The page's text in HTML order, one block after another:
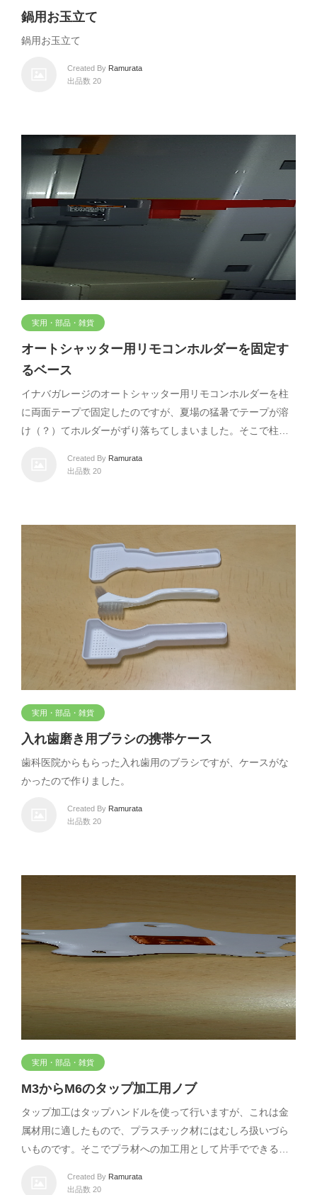
鍋用お玉立て
鍋用お玉立て
Created By Ramurata
出品数 20
実用・部品・雑貨
オートシャッター用リモコンホルダーを固定す
るベース
イナバガレージのオートシャッター用リモコンホルダーを柱
に両面テープで固定したのですが、夏場の猛暑でテープが溶
け（？）てホルダーがずり落ちてしまいました。そこで柱…
Created By Ramurata
出品数 20
実用・部品・雑貨
入れ歯磨き用ブラシの携帯ケース
歯科医院からもらった入れ歯用のブラシですが、ケースがな
かったので作りました。
Created By Ramurata
出品数 20
実用・部品・雑貨
M3からM6のタップ加工用ノブ
タップ加工はタップハンドルを使って行いますが、これは金
属材用に適したもので、プラスチック材にはむしろ扱いづら
いものです。そこでプラ材への加工用として片手でできる…
Created By Ramurata
出品数 20